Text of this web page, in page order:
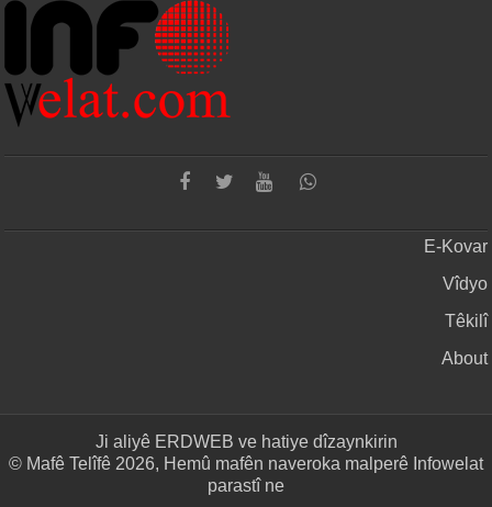
E-Kovar
Vîdyo
Têkilî
About
Ji aliyê ERDWEB ve hatiye dîzaynkirin
© Mafê Telîfê 2026, Hemû mafên naveroka malperê Infowelat
parastî ne